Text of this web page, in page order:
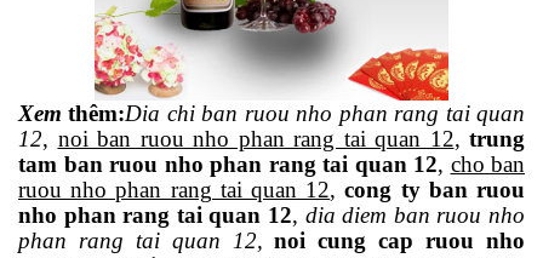
Xemthêm:Dia chi ban ruou nho phan rang tai quan
12, noi ban ruou nho phan rang tai quan 12, trung
tam ban ruou nho phan rang tai quan 12, cho ban
ruou nho phan rang tai quan 12,cong ty ban ruou
nho phan rang tai quan 12, dia diem ban ruou nho
phan rang tai quan 12, noi cung cap ruou nho